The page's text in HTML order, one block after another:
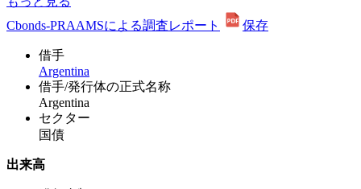
Cbonds-PRAAMSによる調査レポート
保存
借手
Argentina
借手/発行体の正式名称
Argentina
セクター
国債
出来高